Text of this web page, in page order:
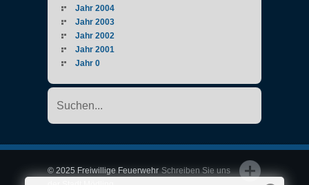
Jahr 2004
Jahr 2003
Jahr 2002
Jahr 2001
Jahr 0
Schreiben Sie uns
© 2025 Freiwillige Feuerwehr